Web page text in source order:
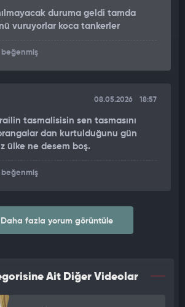
duruma geldi tamda
vuruyorlar koca tankerler
beğenmiş
08.05.2026 18:57
tasmalisisin sen tasmasını
dan kurtulduğunu gün
ülke ne desem boş.
beğenmiş
Daha fazla yorum görüntüle
Ait Diğer Videolar